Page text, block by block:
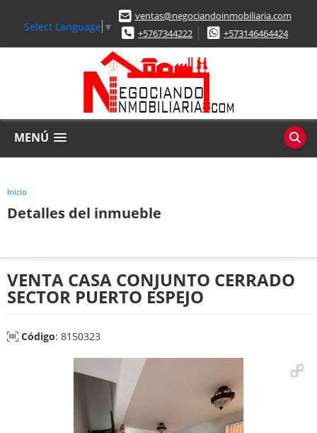
Select Language ▼
ventas@negociandoinmobiliaria.com
+5767344222
+573146464424
MENÚ
Inicio
Detalles del inmueble
VENTA CASA CONJUNTO CERRADO
SECTOR PUERTO ESPEJO
Código: 8150323